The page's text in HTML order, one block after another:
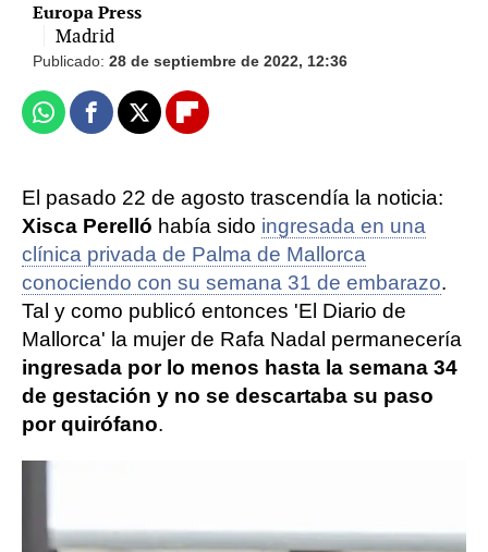
Europa Press
Madrid
Publicado: 28 de septiembre de 2022, 12:36
WhatsappFacebook
X Flipboard
El pasado 22 de agosto trascendía la noticia:
Xisca Perelló había sido ingresada en una
clínica privada de Palma de Mallorca
conociendo con su semana 31 de embarazo.
Tal y como publicó entonces 'El Diario de
Mallorca' la mujer de Rafa Nadal permanecería
ingresada por lo menos hasta la semana 34
de gestación y no se descartaba su paso
por quirófano.